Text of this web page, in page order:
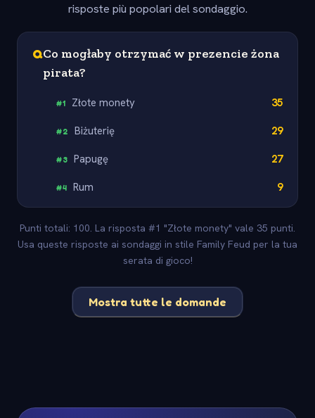
risposte più popolari del sondaggio.
QCo mogłaby otrzymać w prezencie żona
pirata?
#1 Złote monety 35
#2 Biżuterię 29
#3 Papugę 27
#4 Rum 9
Punti totali: 100. La risposta #1 "Złote monety" vale 35 punti.
Usa queste risposte ai sondaggi in stile Family Feud per la tua
serata di gioco!
Mostra tutte le domande